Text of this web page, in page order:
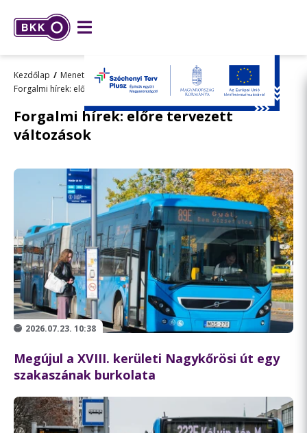
Kezdőlap
Menetrend, utazástervezés
Forgalmi hírek: előre tervezett változások
Gépkocsi közlekedés
Forgalmi hírek: előre tervezett
változások
2026.07.23. 10:38
Megújul a XVIII. kerületi Nagykőrösi út egy
szakaszának burkolata